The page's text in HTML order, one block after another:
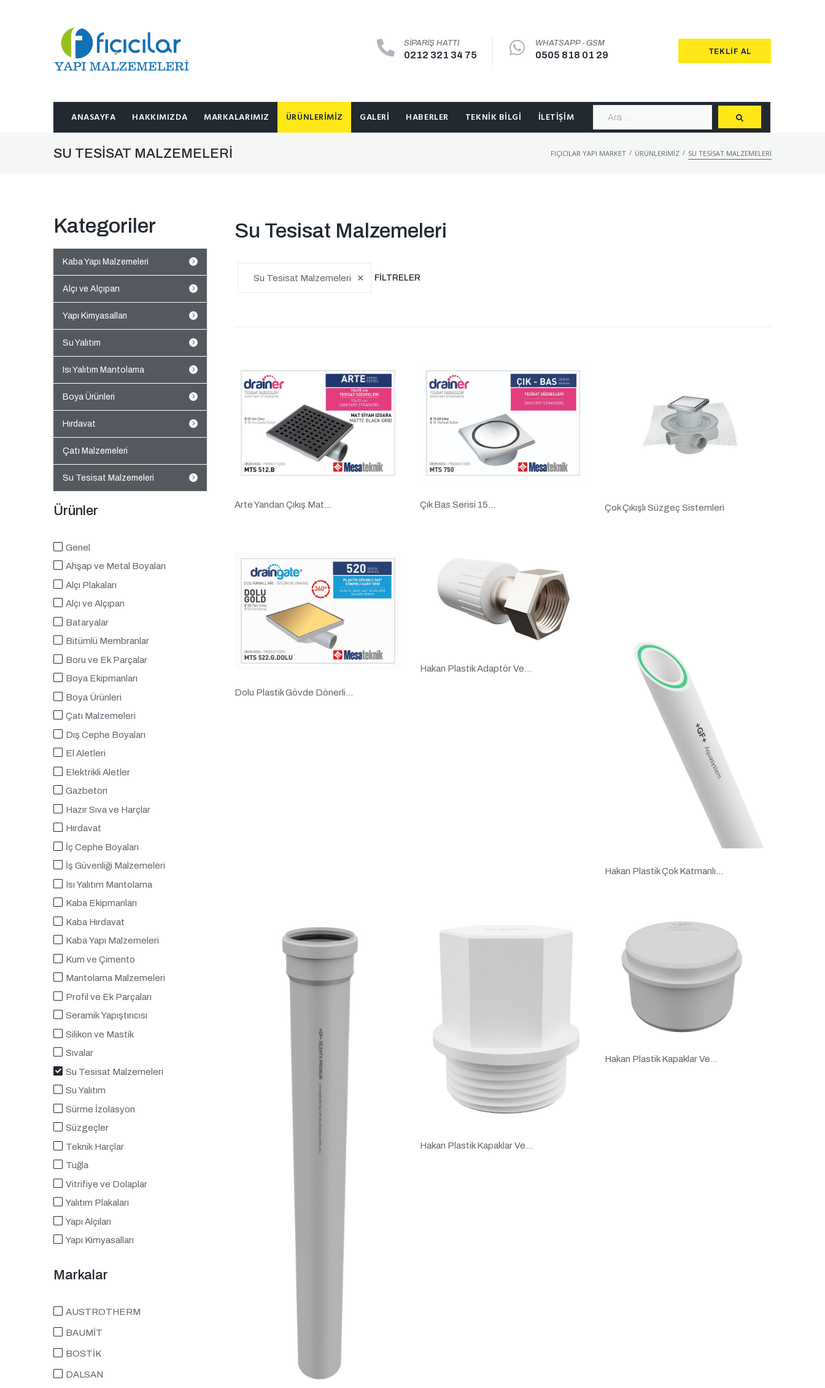
SIPARIŞ HATTI
0212 321 34 75
WHATSAPP - GSM
0505 818 01 29 TEKLIF AL
ANASAYFA HAKKIMIZDA MARKALARIMIZ ÜRÜNLERIMIZ GALERI HABERLER TEKNIK BILGI İLETIŞIM
SU TESISAT MALZEMELERI FIÇICILAR YAPI MARKET / ÜRÜNLERIMIZ / SU TESISAT MALZEMELERI
Kategoriler
Kaba Yapı Malzemeleri
Alçı ve Alçıpan
Yapı Kimyasalları
Su Yalıtım
Isı Yalıtım Mantolama
Boya Ürünleri
Hırdavat
Çatı Malzemeleri
Su Tesisat Malzemeleri
Ürünler
Genel
Ahşap ve Metal Boyaları
Alçı Plakaları
Alçı ve Alçıpan
Bataryalar
Bitümlü Membranlar
Boru ve Ek Parçalar
Boya Ekipmanları
Boya Ürünleri
Çatı Malzemeleri
Dış Cephe Boyaları
El Aletleri
Elektrikli Aletler
Gazbeton
Hazır Sıva ve Harçlar
Hırdavat
İç Cephe Boyaları
İş Güvenliği Malzemeleri
Isı Yalıtım Mantolama
Kaba Ekipmanları
Kaba Hırdavat
Kaba Yapı Malzemeleri
Kum ve Çimento
Mantolama Malzemeleri
Profil ve Ek Parçaları
Seramik Yapıştırıcısı
Silikon ve Mastik
Sıvalar
Su Tesisat Malzemeleri
Su Yalıtım
Sürme İzolasyon
Süzgeçler
Teknik Harçlar
Tuğla
Vitrifiye ve Dolaplar
Yalıtım Plakaları
Yapı Alçıları
Yapı Kimyasalları
Markalar
AUSTROTHERM
BAUMİT
BOSTİK
DALSAN
Su Tesisat Malzemeleri
Su Tesisat Malzemeleri × FILTRELER
Arte Yandan Çıkış Mat... Çık Bas Serisi 15... Çok Çıkışlı Süzgeç Sistemleri
Dolu Plastik Gövde Dönerli...
Hakan Plastik Adaptör Ve...
Hakan Plastik Çok Katmanlı...
Hakan Plastik Kapaklar Ve...
Hakan Plastik Kapaklar Ve...